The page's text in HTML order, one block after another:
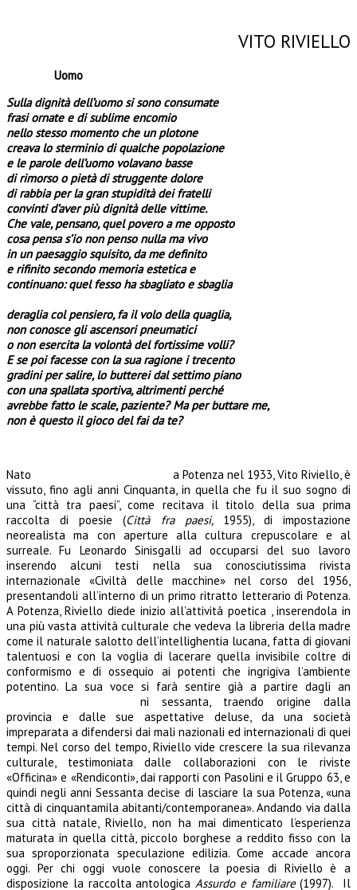
VITO RIVIELLO
Uomo
Sulla dignità dell’uomo si sono consumate
frasi ornate e di sublime encomio
nello stesso momento che un plotone
creava lo sterminio di qualche popolazione
e le parole dell’uomo volavano basse
di rimorso o pietà di struggente dolore
di rabbia per la gran stupidità dei fratelli
convinti d’aver più dignità delle vittime.
Che vale, pensano, quel povero a me opposto
cosa pensa s’io non penso nulla ma vivo
in un paesaggio squisito, da me definito
e rifinito secondo memoria estetica e
continuano: quel fesso ha sbagliato e sbaglia
deraglia col pensiero, fa il volo della quaglia,
non conosce gli ascensori pneumatici
o non esercita la volontà del fortissime volli?
E se poi facesse con la sua ragione i trecento
gradini per salire, lo butterei dal settimo piano
con una spallata sportiva, altrimenti perché
avrebbe fatto le scale, paziente? Ma per buttare me,
non è questo il gioco del fai da te?
Nato
a Potenza nel 1933, Vito Riviello, è
vissuto, fino agli anni Cinquanta, in quella che fu il suo sogno di
una “città tra paesi”, come recitava il titolo della sua prima
raccolta di poesie (Città fra paesi, 1955), di impostazione
neorealista ma con aperture alla cultura crepuscolare e al
surreale. Fu Leonardo Sinisgalli ad occuparsi del suo lavoro
inserendo alcuni testi nella sua conosciutissima rivista
internazionale «Civiltà delle macchine» nel corso del 1956,
presentandoli all’interno di un primo ritratto letterario di Potenza.
A Potenza, Riviello diede inizio all’attività poetica , inserendola in
una più vasta attività culturale che vedeva la libreria della madre
come il naturale salotto dell’intellighentia lucana, fatta di giovani
talentuosi e con la voglia di lacerare quella invisibile coltre di
conformismo e di ossequio ai potenti che ingrigiva l’ambiente
potentino. La sua voce si farà sentire già a partire dagli an
ni sessanta, traendo origine dalla
provincia e dalle sue aspettative deluse, da una società
impreparata a difendersi dai mali nazionali ed internazionali di quei
tempi. Nel corso del tempo, Riviello vide crescere la sua rilevanza
culturale, testimoniata dalle collaborazioni con le riviste
«Officina» e «Rendiconti», dai rapporti con Pasolini e il Gruppo 63, e
quindi negli anni Sessanta decise di lasciare la sua Potenza, «una
città di cinquantamila abitanti/contemporanea». Andando via dalla
sua città natale, Riviello, non ha mai dimenticato l’esperienza
maturata in quella città, piccolo borghese a reddito fisso con la
sua sproporzionata speculazione edilizia. Come accade ancora
oggi. Per chi oggi vuole conoscere la poesia di Riviello è a
disposizione la raccolta antologicaAssurdo e familiare(1997). Il